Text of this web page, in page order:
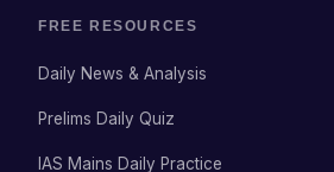
FREE RESOURCES
Daily News & Analysis
Prelims Daily Quiz
IAS Mains Daily Practice